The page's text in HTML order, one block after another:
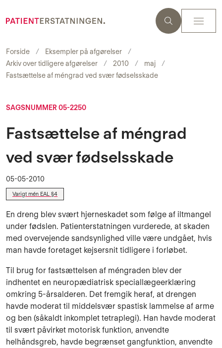
Forside
Eksempler på afgørelser
Arkiv over tidligere afgørelser
2010
maj
Fastsættelse af méngrad ved svær fødselsskade
SAGSNUMMER 05-2250
Fastsættelse af méngrad
ved svær fødselsskade
05-05-2010
Varigt mén EAL §4
En dreng blev svært hjerneskadet som følge af iltmangel
under fødslen. Patienterstatningen vurderede, at skaden
med overvejende sandsynlighed ville være undgået, hvis
man havde foretaget kejsersnit tidligere i forløbet.
Til brug for fastsættelsen af méngraden blev der
indhentet en neuropædiatrisk speciallægeerklæring
omkring 5-årsalderen. Det fremgik heraf, at drengen
havde moderat til middelsvær spastisk lammelse af arme
og ben (såkaldt inkomplet tetraplegi). Han havde moderat
til svært påvirket motorisk funktion, anvendte
helhåndsgreb, havde begrænset gangfunktion, anvendte